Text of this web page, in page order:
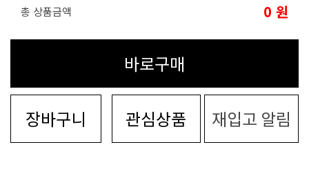
총 상품금액 0 원
바로구매
장바구니 관심상품 재입고 알림